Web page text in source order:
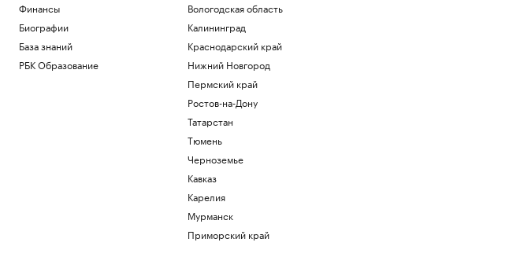
Финансы
Биографии
База знаний
РБК Образование
Вологодская область
Калининград
Краснодарский край
Нижний Новгород
Пермский край
Ростов-на-Дону
Татарстан
Тюмень
Черноземье
Кавказ
Карелия
Мурманск
Приморский край